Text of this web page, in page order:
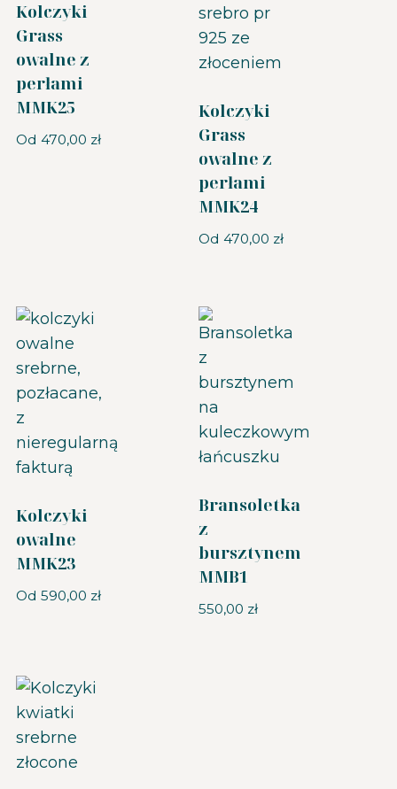
Kolczyki
Grass
owalne z
perłami
MMK25
Od 470,00 zł
Kolczyki
Grass
owalne z
perłami
MMK24
Od 470,00 zł
Kolczyki
owalne
MMK23
Od 590,00 zł
Bransoletka
z
bursztynem
MMB1
550,00 zł